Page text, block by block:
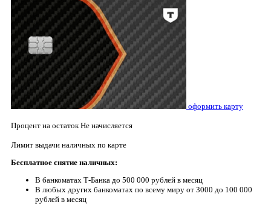
оформить карту
Процент на остаток Не начисляется
Лимит выдачи наличных по карте
Бесплатное снятие наличных:
В банкоматах Т-Банка до 500 000 рублей в месяц
В любых других банкоматах по всему миру от 3000 до 100 000
рублей в месяц